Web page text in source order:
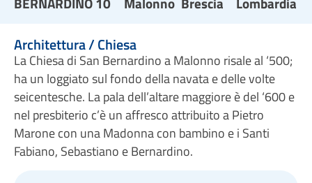
Architettura / Chiesa
La Chiesa di San Bernardino a Malonno risale al ‘500;
ha un loggiato sul fondo della navata e delle volte
seicentesche. La pala dell’altare maggiore è del ‘600 e
nel presbiterio c’è un affresco attribuito a Pietro
Marone con una Madonna con bambino e i Santi
Fabiano, Sebastiano e Bernardino.